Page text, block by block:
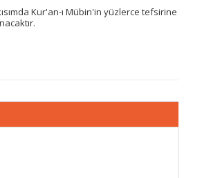
Kur'an-ı Mübin'in yüzlerce tefsirine